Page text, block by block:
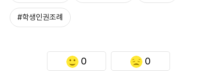
#학생인권조례
0 0